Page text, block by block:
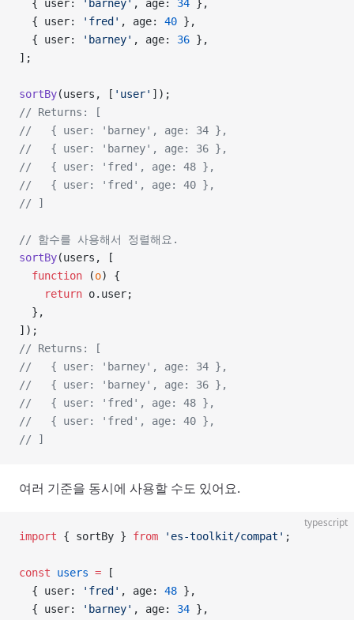
  { user:
'barney' , age: 34 },
  { user:
'fred' , age: 40 },
  { user:
'barney' , age: 36 },
];
sortBy(users, [ 'user' ]);
// Returns: [
//   { user: 'barney', age: 34 },
//   { user: 'barney', age: 36 },
//   { user: 'fred', age: 48 },
//   { user: 'fred', age: 40 },
// ]
// 함수를 사용해서 정렬해요.
sortBy(users, [
  function
(o) {
    return
o.user;
  },
]);
// Returns: [
//   { user: 'barney', age: 34 },
//   { user: 'barney', age: 36 },
//   { user: 'fred', age: 48 },
//   { user: 'fred', age: 40 },
// ]
여러 기준을 동시에 사용할 수도 있어요.
typescript
import { sortBy } from 'es-toolkit/compat' ;
const users = [
  { user:
'fred' , age: 48 },
  { user:
'barney' , age: 34 },